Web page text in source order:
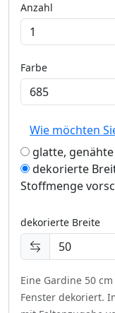
Anzahl
Farbe
Wie möchten
glatte,
dekorierte
Stoffmenge
dekorierte Breite
Eine Gardine 50
Fenster dekoriert.